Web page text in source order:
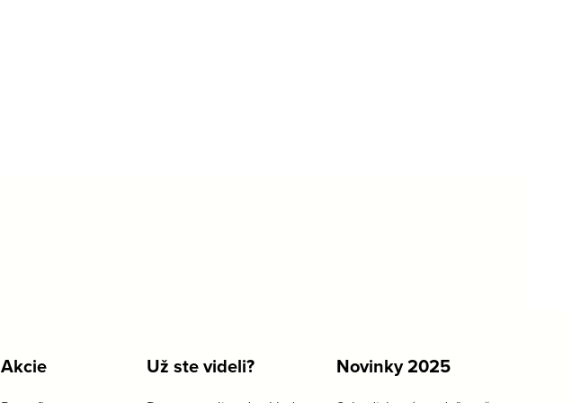
Akcie Už ste videli? Novinky 2025